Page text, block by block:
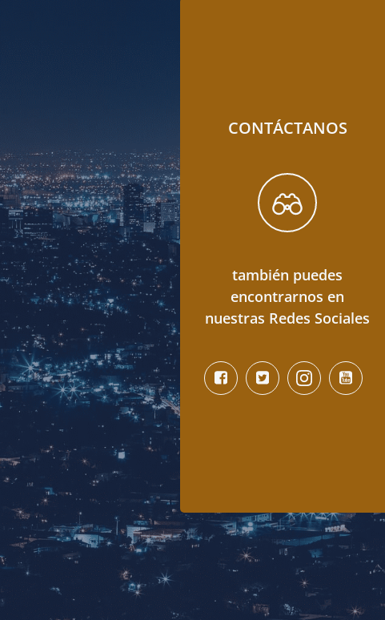
CONTÁCTANOS
también puedes
encontrarnos en
nuestras Redes Sociales